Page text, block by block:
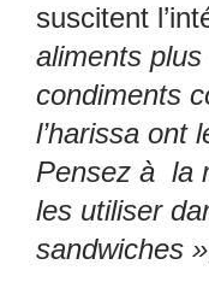
suscitent
aliments
condiments
l’harissa ont
Pensez à la
les utiliser
sandwiches